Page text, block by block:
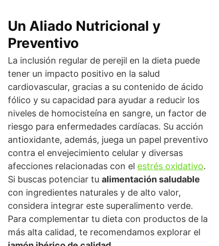
Un Aliado Nutricional y
Preventivo
La inclusión regular de perejil en la dieta puede
tener un impacto positivo en la salud
cardiovascular, gracias a su contenido de ácido
fólico y su capacidad para ayudar a reducir los
niveles de homocisteína en sangre, un factor de
riesgo para enfermedades cardíacas. Su acción
antioxidante, además, juega un papel preventivo
contra el envejecimiento celular y diversas
afecciones relacionadas con el estrés oxidativo.
Si buscas potenciar tu alimentación saludable
con ingredientes naturales y de alto valor,
considera integrar este superalimento verde.
Para complementar tu dieta con productos de la
más alta calidad, te recomendamos explorar el